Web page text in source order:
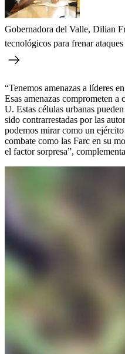
Gobernadora del Valle, Dilian
tecnológicos para frenar
“Tenemos amenazas a líderes
Esas amenazas comprometen a
U. Estas células urbanas
sido contrarrestadas por las
podemos mirar como un
combate como las Farc en su
el factor sorpresa”,